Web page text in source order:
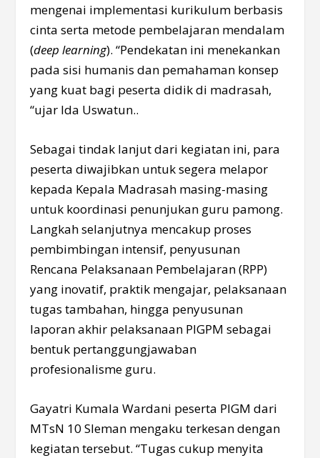
mengenai implementasi kurikulum berbasis
cinta serta metode pembelajaran mendalam
(deep learning). “Pendekatan ini menekankan
pada sisi humanis dan pemahaman konsep
yang kuat bagi peserta didik di madrasah,
“ujar Ida Uswatun..
Sebagai tindak lanjut dari kegiatan ini, para
peserta diwajibkan untuk segera melapor
kepada Kepala Madrasah masing-masing
untuk koordinasi penunjukan guru pamong.
Langkah selanjutnya mencakup proses
pembimbingan intensif, penyusunan
Rencana Pelaksanaan Pembelajaran (RPP)
yang inovatif, praktik mengajar, pelaksanaan
tugas tambahan, hingga penyusunan
laporan akhir pelaksanaan PIGPM sebagai
bentuk pertanggungjawaban
profesionalisme guru.
Gayatri Kumala Wardani peserta PIGM dari
MTsN 10 Sleman mengaku terkesan dengan
kegiatan tersebut. “Tugas cukup menyita